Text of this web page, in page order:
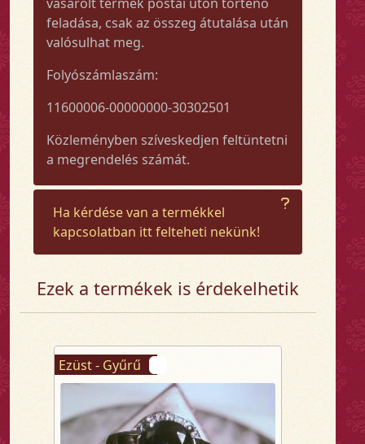
feladása, csak az összeg átutalása után
valósulhat meg.
Folyószámlaszám:
11600006-00000000-30302501
Közleményben szíveskedjen feltüntetni
a megrendelés számát.
Ha kérdése van a termékkel
kapcsolatban itt felteheti nekünk!
Ezek a termékek is érdekelhetik
Ezüst - Gyűrű